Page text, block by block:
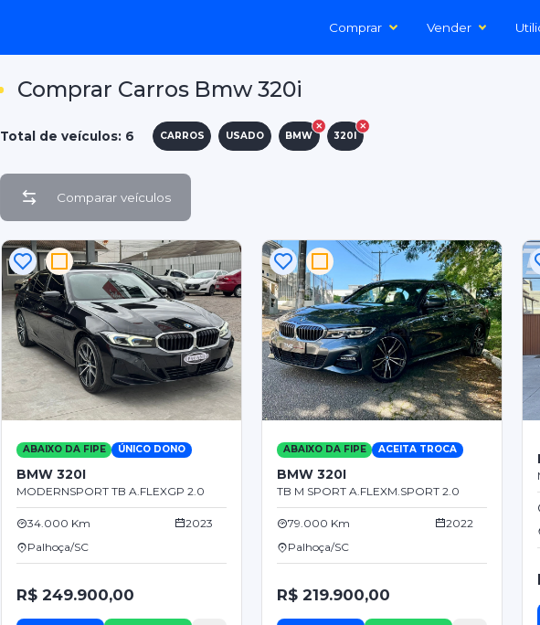
Comprar Vender
Comprar Carros Bmw 320i
Total de veículos: 6 CARROS USADO BMW 320I
Comparar veículos
ABAIXO DA FIPE ÚNICO DONO
BMW 320I
MODERNSPORT TB A.FLEXGP 2.0
34.000 Km
2023
Palhoça/SC
R$ 249.900,00
ABAIXO DA FIPE ACEITA TROCA
BMW 320I
TB M SPORT A.FLEXM.SPORT 2.0
79.000 Km
2022
Palhoça/SC
R$ 219.900,00